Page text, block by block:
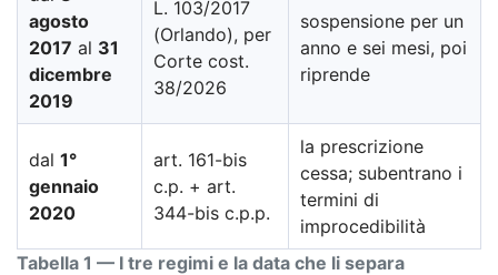
Tabella 1 — I tre regimi e la data che li separa
agosto
2017 al 31
dicembre
2019
L. 103/2017
(Orlando), per
Corte cost.
38/2026
sospensione per un
anno e sei mesi, poi
riprende
dal 1°
gennaio
2020
art. 161-bis
c.p. + art.
344-bis c.p.p.
la prescrizione
cessa; subentrano i
termini di
improcedibilità